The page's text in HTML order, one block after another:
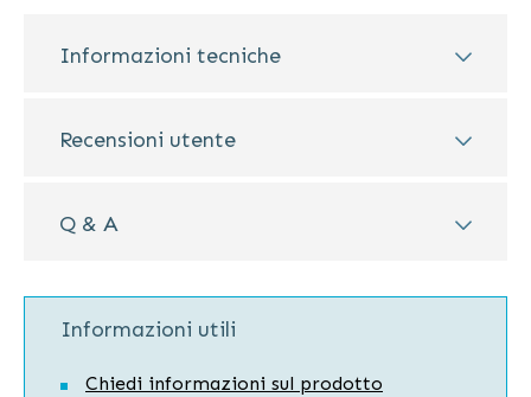
Informazioni tecniche
Recensioni utente
Q & A
Informazioni utili
Chiedi informazioni sul prodotto